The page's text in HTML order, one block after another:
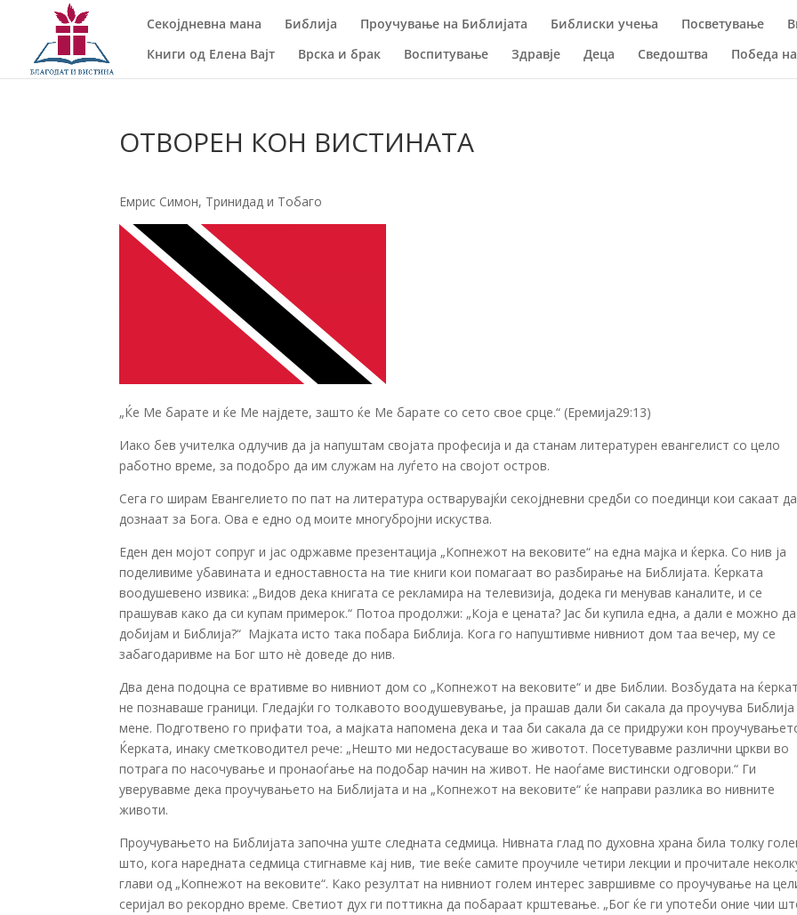
Секојдневна мана Библија Проучување на Библијата Библиски учења Посветување
Книги од Елена Вајт
Врска и брак Воспитување Здравје Деца Сведоштва Победа
ОТВОРЕН КОН ВИСТИНАТА
Емрис Симон, Тринидад и Тобаго
„Ќе Ме барате и ќе Ме најдете, зашто ќе Ме барате со сето свое срце.“ (Еремија29:13)
Иако бев учителка одлучив да ја напуштам својата професија и да станам литературен евангелист со цело
работно време, за подобро да им служам на луѓето на својот остров.
Сега го ширам Евангелието по пат на литература остварувајќи секојдневни средби со поединци кои сакаат да
дознаат за Бога. Ова е едно од моите многубројни искуства.
Еден ден мојот сопруг и јас одржавме презентација „Копнежот на вековите“ на една мајка и ќерка. Со нив ја
поделивиме убавината и едноставноста на тие книги кои помагаат во разбирање на Библијата. Ќерката
воодушевено извика: „Видов дека книгата се рекламира на телевизија, додека ги менував каналите, и се
прашував како да си купам примерок.“ Потоа продолжи: „Која е цената? Јас би купила една, а дали е можно да
добијам и Библија?“ Мајката исто така побара Библија. Кога го напуштивме нивниот дом таа вечер, му се
забагодаривме на Бог што нè доведе до нив.
Два дена подоцна се вративме во нивниот дом со „Копнежот на вековите“ и две Библии. Возбудата на
не познаваше граници. Гледајќи го толкавото воодушевување, ја прашав дали би сакала да проучува Библија
мене. Подготвено го прифати тоа, а мајката напомена дека и таа би сакала да се придружи кон
Ќерката, инаку сметководител рече: „Нешто ми недостасуваше во животот. Посетувавме различни цркви во
потрага по насочување и пронаоѓање на подобар начин на живот. Не наоѓаме вистински одговори.“ Ги
уверувавме дека проучувањето на Библијата и на „Копнежот на вековите“ ќе направи разлика во нивните
животи.
Проучувањето на Библијата започна уште следната седмица. Нивната глад по духовна храна била толку
што, кога наредната седмица стигнавме кај нив, тие веќе самите проучиле четири лекции и прочитале
глави од „Копнежот на вековите“. Како резултат на нивниот голем интерес завршивме со проучување на
серијал во рекордно време. Светиот дух ги поттикна да побараат крштевање. „Бог ќе ги употеби оние чии